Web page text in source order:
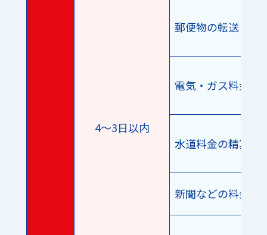
4〜3日以内
郵便物の転送
電気・ガス料金の
水道料金の精算
新聞などの料金精